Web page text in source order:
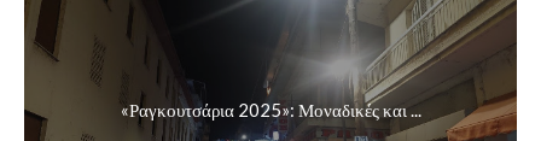
«Ραγκουτσάρια 2025»: Μοναδικές και ...